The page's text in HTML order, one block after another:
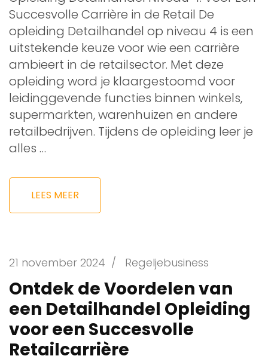
Succesvolle Carrière in de Retail De
opleiding Detailhandel op niveau 4 is een
uitstekende keuze voor wie een carrière
ambieert in de retailsector. Met deze
opleiding word je klaargestoomd voor
leidinggevende functies binnen winkels,
supermarkten, warenhuizen en andere
retailbedrijven. Tijdens de opleiding leer je
alles …
LEES MEER
21 november 2024 / Regeljebusiness
Ontdek de Voordelen van
een Detailhandel Opleiding
voor een Succesvolle
Retailcarrière